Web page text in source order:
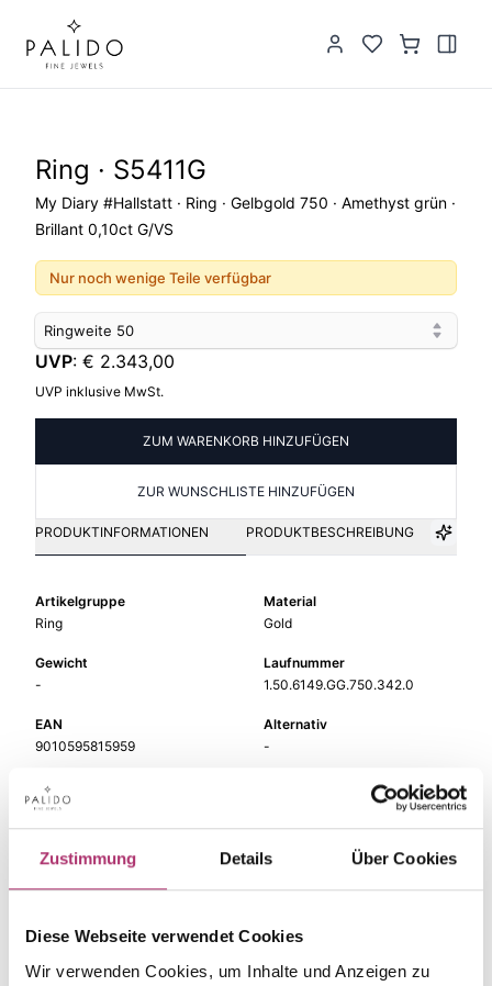
Zustimmung Details Über Cookies
Diese Webseite verwendet Cookies
Wir verwenden Cookies, um Inhalte und Anzeigen zu
Ring · S5411G
My Diary #Hallstatt · Ring · Gelbgold 750 · Amethyst grün ·
Brillant 0,10ct G/VS
Nur noch wenige Teile verfügbar
Ringweite 50
UVP: € 2.343,00
UVP inklusive MwSt.
ZUM WARENKORB HINZUFÜGEN
ZUR WUNSCHLISTE HINZUFÜGEN
PRODUKTINFORMATIONEN PRODUKTBESCHREIBUNG
Artikelgruppe
Ring
Material
Gold
Gewicht
-
Laufnummer
1.50.6149.GG.750.342.0
EAN
9010595815959
Alternativ
-
Feingehalt
750
grün
Farbstein
Amethyst grün
-